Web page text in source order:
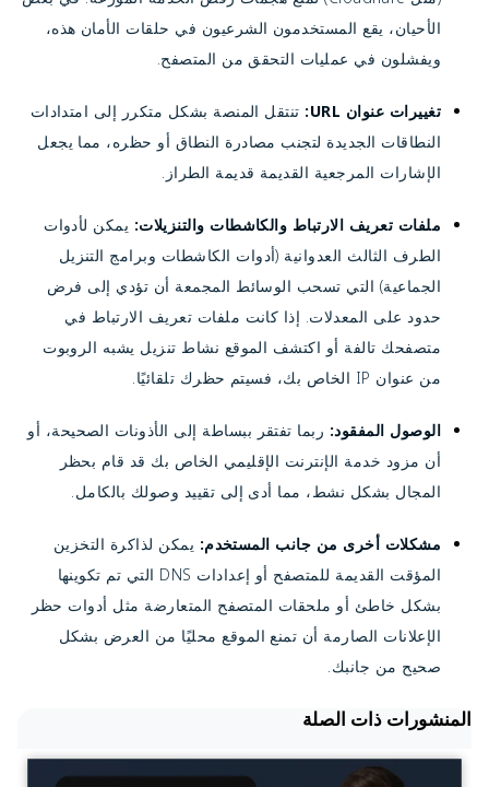
الأحيان، يقع المستخدمون الشرعيون في حلقات الأمان هذه،
ويفشلون في عمليات التحقق من المتصفح.
تغييرات عنوان URL:
تنتقل المنصة بشكل متكرر إلى امتدادات
النطاقات الجديدة لتجنب مصادرة النطاق أو حظره، مما يجعل
الإشارات المرجعية القديمة قديمة الطراز.
ملفات تعريف الارتباط والكاشطات والتنزيلات: يمكن لأدوات
الطرف الثالث العدوانية (أدوات الكاشطات وبرامج التنزيل
الجماعية) التي تسحب الوسائط المجمعة أن تؤدي إلى فرض
حدود على المعدلات. إذا كانت ملفات تعريف الارتباط في
متصفحك تالفة أو اكتشف الموقع نشاط تنزيل يشبه الروبوت
من عنوان IP الخاص بك، فسيتم حظرك تلقائيًا.
الوصول المفقود: ربما تفتقر ببساطة إلى الأذونات الصحيحة، أو
أن مزود خدمة الإنترنت الإقليمي الخاص بك قد قام بحظر
المجال بشكل نشط، مما أدى إلى تقييد وصولك بالكامل.
مشكلات أخرى من جانب المستخدم: يمكن لذاكرة التخزين
المؤقت القديمة للمتصفح أو إعدادات DNS التي تم تكوينها
بشكل خاطئ أو ملحقات المتصفح المتعارضة مثل أدوات حظر
الإعلانات الصارمة أن تمنع الموقع محليًا من العرض بشكل
صحيح من جانبك.
المنشورات ذات الصلة